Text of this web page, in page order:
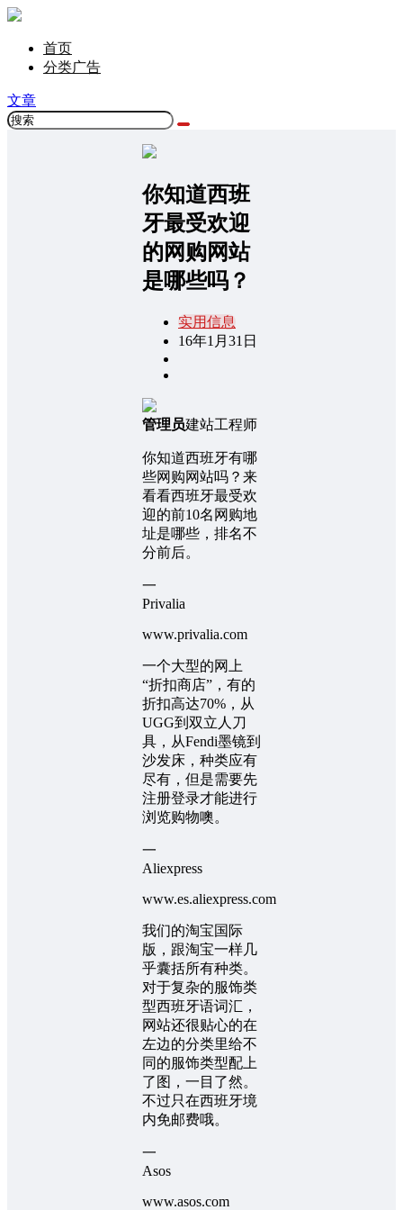
首页
分类广告
文章
你知道西班
牙最受欢迎
的网购网站
是哪些吗？
实用信息
16年1月31日
管理员建站工程师
你知道西班牙有哪
些网购网站吗？来
看看西班牙最受欢
迎的前10名网购地
址是哪些，排名不
分前后。
一
Privalia
www.privalia.com
一个大型的网上
“折扣商店”，有的
折扣高达70%，从
UGG到双立人刀
具，从Fendi墨镜到
沙发床，种类应有
尽有，但是需要先
注册登录才能进行
浏览购物噢。
一
Aliexpress
www.es.aliexpress.com
我们的淘宝国际
版，跟淘宝一样几
乎囊括所有种类。
对于复杂的服饰类
型西班牙语词汇，
网站还很贴心的在
左边的分类里给不
同的服饰类型配上
了图，一目了然。
不过只在西班牙境
内免邮费哦。
一
Asos
www.asos.com